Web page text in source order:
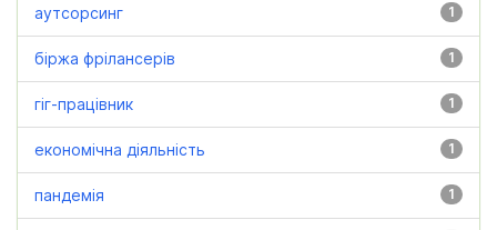
1
аутсорсинг
1
біржа фрілансерів
1
гіг-працівник
1
економічна діяльність
1
пандемія